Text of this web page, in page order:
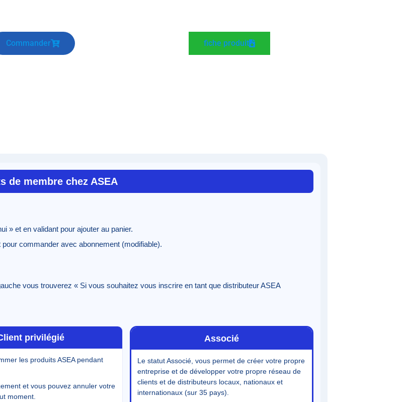
Commander fiche produit
de membre chez ASEA
» et en validant pour ajouter au panier.
commander avec abonnement (modifiable).
vous trouverez « Si vous souhaitez vous inscrire en tant que distributeur ASEA
privilégié
les produits ASEA pendant
et vous pouvez annuler votre
moment.
Associé
Le statut Associé, vous permet de créer votre propre
entreprise et de développer votre propre réseau de
clients et de distributeurs locaux, nationaux et
internationaux (sur 35 pays).